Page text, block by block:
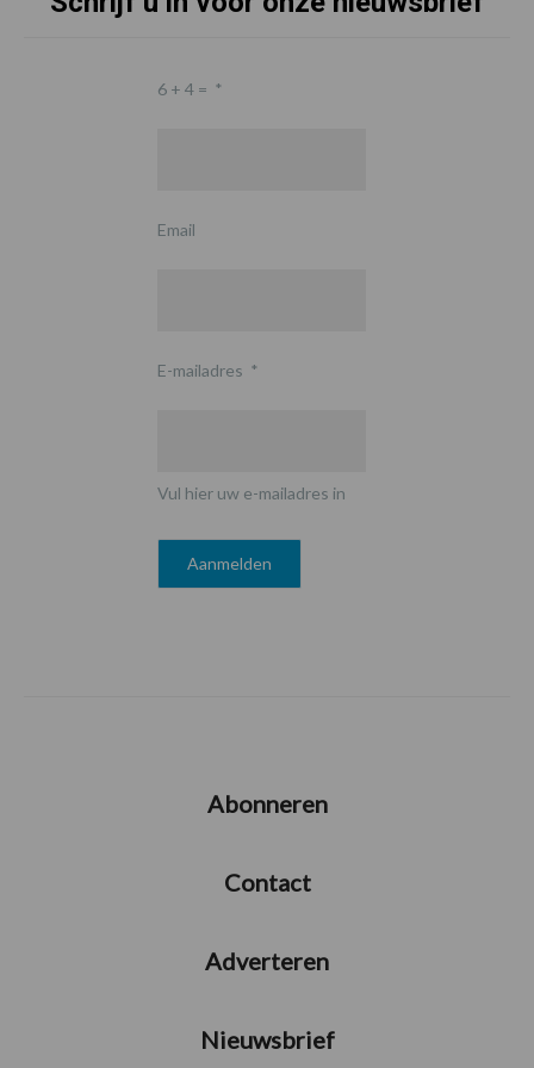
6 + 4 = *
Email
E-mailadres *
Vul hier uw e-mailadres in
Abonneren
Contact
Adverteren
Nieuwsbrief